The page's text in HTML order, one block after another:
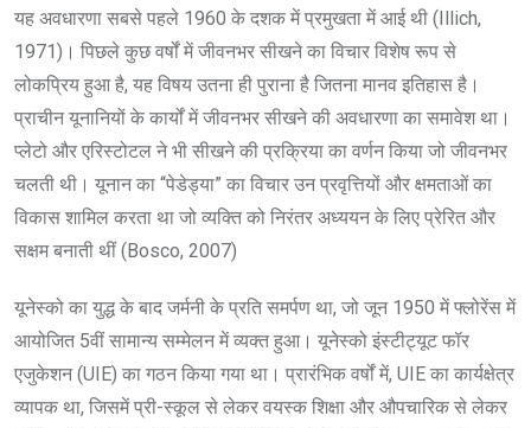
यह अवधारणा सबसे पहले 1960 के दशक में प्रमुखता में आई थी (Illich,
1971)। पिछले कुछ वर्षों में जीवनभर सीखने का विचार विशेष रूप से
लोकप्रिय हुआ है, यह विषय उतना ही पुराना है जितना मानव इतिहास है।
प्राचीन यूनानियों के कार्यों में जीवनभर सीखने की अवधारणा का समावेश था।
प्लेटो और एरिस्टोटल ने भी सीखने की प्रक्रिया का वर्णन किया जो जीवनभर
चलती थी। यूनान का “पेडेड्या” का विचार उन प्रवृत्तियों और क्षमताओं का
विकास शामिल करता था जो व्यक्ति को निरंतर अध्ययन के लिए प्रेरित और
सक्षम बनाती थीं (Bosco, 2007)
यूनेस्को का युद्ध के बाद जर्मनी के प्रति समर्पण था, जो जून 1950 में फ्लोरेंस में
आयोजित 5वीं सामान्य सम्मेलन में व्यक्त हुआ। यूनेस्को इंस्टीट्यूट फॉर
एजुकेशन (UIE) का गठन किया गया था। प्रारंभिक वर्षों में, UIE का कार्यक्षेत्र
व्यापक था, जिसमें प्री-स्कूल से लेकर वयस्क शिक्षा और औपचारिक से लेकर